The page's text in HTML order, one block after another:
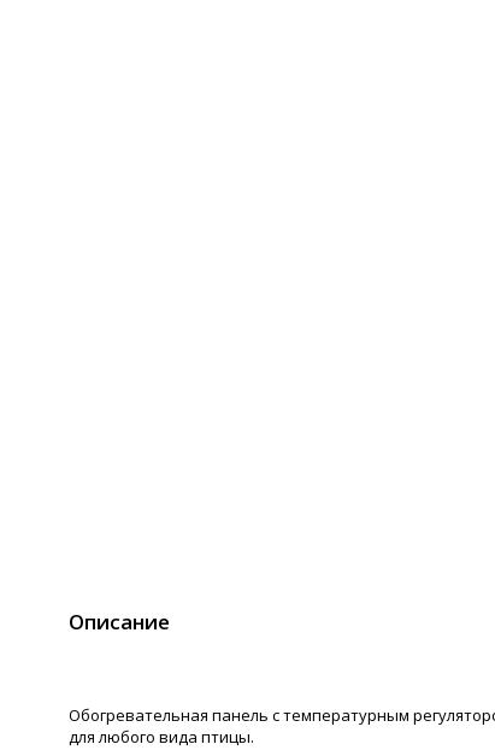
Описание
Обогревательная панель с температурным
для любого вида птицы.